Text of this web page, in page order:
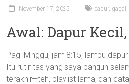
November 17, 2025 dapur, gagal ,
Awal: Dapur Kecil,
Pagi Minggu, jam 8:15, lampu
Itu rutinitas yang saya bangun
terakhir—teh, playlist lama, dan